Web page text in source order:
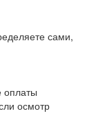
сами,
оплаты
осмотр